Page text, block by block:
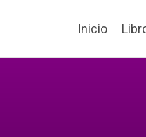
Inicio